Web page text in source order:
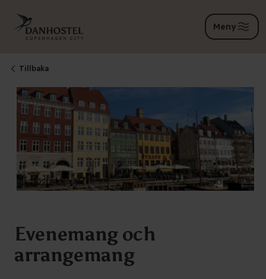
Meny
Tillbaka
Evenemang och
arrangemang